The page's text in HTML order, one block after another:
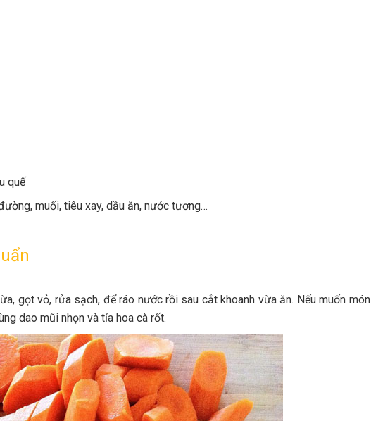
quế
muối, tiêu xay, dầu ăn, nước tương…
gọt vỏ, rửa sạch, để ráo nước rồi sau cắt khoanh vừa ăn. Nếu muốn món
dao mũi nhọn và tỉa hoa cà rốt.